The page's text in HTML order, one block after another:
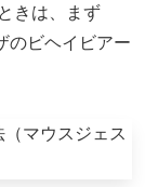
きは、まず
のビヘイビアー